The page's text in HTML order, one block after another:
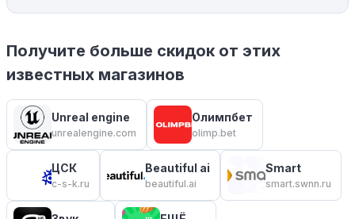
Получите больше скидок от этих
известных магазинов
Unreal engine
unrealengine.com
Олимпбет
olimp.bet
ЦСК
c-s-k.ru
Beautiful ai
beautiful.ai
Smart
smart.swnn.ru